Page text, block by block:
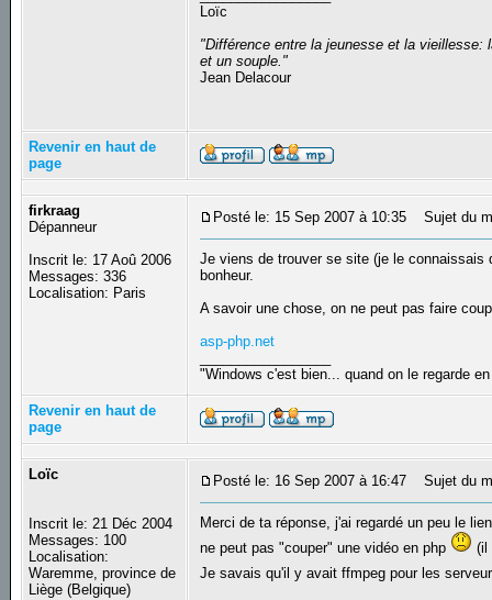
Loïc
"Différence entre la jeunesse et la vieillesse:
et un souple."
Jean Delacour
Revenir en haut de
page
firkraag
Dépanneur
Inscrit le: 17 Aoû 2006
Messages: 336
Localisation: Paris
Posté le: 15 Sep 2007 à 10:35 Sujet du
Je viens de trouver se site (je le
bonheur.
A savoir une chose, on ne peut pas faire
asp-php.net
"Windows c'est bien... quand on le regarde
Revenir en haut de
page
Loïc
Inscrit le: 21 Déc 2004
Messages: 100
Localisation:
Waremme, province de
Liège (Belgique)
Posté le: 16 Sep 2007 à 16:47 Sujet du
Merci de ta réponse, j'ai regardé un peu le
ne peut pas "couper" une vidéo en php
(il
Je savais qu'il y avait ffmpeg pour les